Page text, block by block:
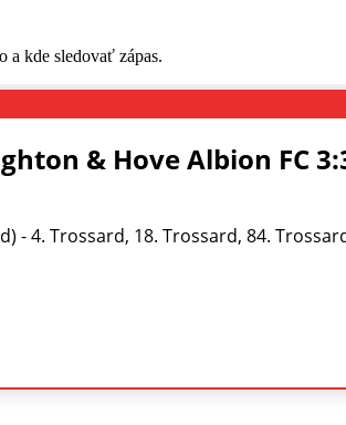
a kde sledovať zápas.
& Hove Albion FC
- 4. Trossard, 18. Trossard, 84.